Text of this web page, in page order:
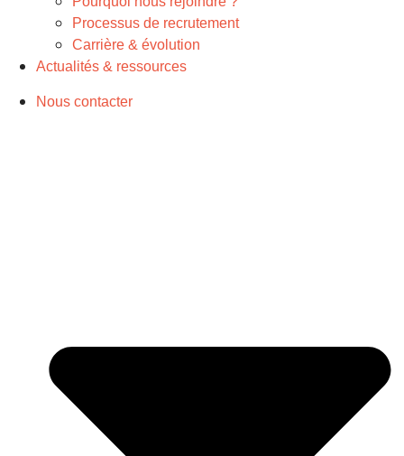
Processus de recrutement
Carrière & évolution
Actualités & ressources
Nous contacter